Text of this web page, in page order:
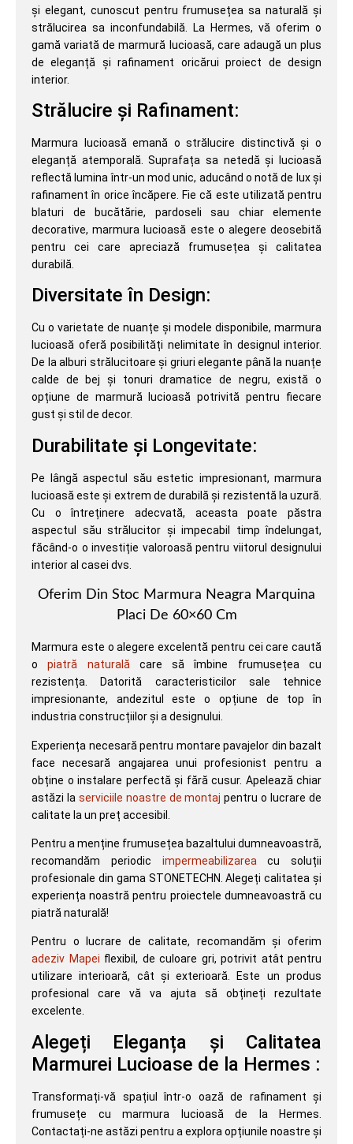
și elegant, cunoscut pentru frumusețea sa naturală și
strălucirea sa inconfundabilă. La Hermes, vă oferim o
gamă variată de marmură lucioasă, care adaugă un plus
de eleganță și rafinament oricărui proiect de design
interior.
Strălucire și Rafinament:
Marmura lucioasă emană o strălucire distinctivă și o
eleganță atemporală. Suprafața sa netedă și lucioasă
reflectă lumina într-un mod unic, aducând o notă de lux și
rafinament în orice încăpere. Fie că este utilizată pentru
blaturi de bucătărie, pardoseli sau chiar elemente
decorative, marmura lucioasă este o alegere deosebită
pentru cei care apreciază frumusețea și calitatea
durabilă.
Diversitate în Design:
Cu o varietate de nuanțe și modele disponibile, marmura
lucioasă oferă posibilități nelimitate în designul interior.
De la alburi strălucitoare și griuri elegante până la nuanțe
calde de bej și tonuri dramatice de negru, există o
opțiune de marmură lucioasă potrivită pentru fiecare
gust și stil de decor.
Durabilitate și Longevitate:
Pe lângă aspectul său estetic impresionant, marmura
lucioasă este și extrem de durabilă și rezistentă la uzură.
Cu o întreținere adecvată, aceasta poate păstra
aspectul său strălucitor și impecabil timp îndelungat,
făcând-o o investiție valoroasă pentru viitorul designului
interior al casei dvs.
Oferim Din Stoc Marmura Neagra Marquina
Placi De 60×60 Cm
Marmura este o alegere excelentă pentru cei care caută
opiatră naturală care să îmbine frumusețea cu
rezistența. Datorită caracteristicilor sale tehnice
impresionante, andezitul este o opțiune de top în
industria construcțiilor și a designului.
Experiența necesară pentru montare pavajelor din bazalt
face necesară angajarea unui profesionist pentru a
obține o instalare perfectă și fără cusur. Apelează chiar
astăzi la serviciile noastre de montaj pentru o lucrare de
calitate la un preț accesibil.
Pentru a menține frumusețea bazaltului dumneavoastră,
recomandăm periodic impermeabilizarea cu soluții
profesionale din gama STONETECHN. Alegeți calitatea și
experiența noastră pentru proiectele dumneavoastră cu
piatră naturală!
Pentru o lucrare de calitate, recomandăm și oferim
adeziv Mapei flexibil, de culoare gri, potrivit atât pentru
utilizare interioară, cât și exterioară. Este un produs
profesional care vă va ajuta să obțineți rezultate
excelente.
Alegeți Eleganța și Calitatea
Marmurei Lucioase de la Hermes :
Transformați-vă spațiul într-o oază de rafinament și
frumusețe cu marmura lucioasă de la Hermes.
Contactați-ne astăzi pentru a explora opțiunile noastre și